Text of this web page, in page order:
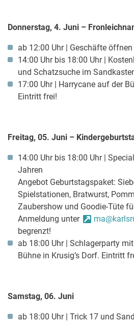
Donnerstag, 4. Juni –
ab 12:00 Uhr | Geschäfte öffnen
14:00 Uhr bis 18:00 Uhr |
und Schatzsuche im
17:00 Uhr | Harrycane auf der
Eintritt frei!
Freitag, 05. Juni –
14:00 Uhr bis 18:00 Uhr |
Jahren
Angebot Geburtstagspaket:
Spielstationen, Bratwurst,
Zaubershow und Goodie-Tüte
Anmeldung unter
begrenzt!
ab 18:00 Uhr | Schlagerparty
Bühne in Krusig’s Dorf. Eintritt
Samstag, 06. Juni
ab 18:00 Uhr | Trick 17 und